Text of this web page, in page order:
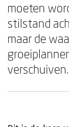
moeten
stilstand
maar de
verschuiven.